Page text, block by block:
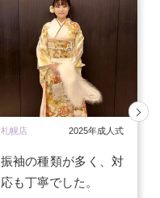
札幌店 2025年成人式
振袖の種類が多く、対
応も丁寧でした。